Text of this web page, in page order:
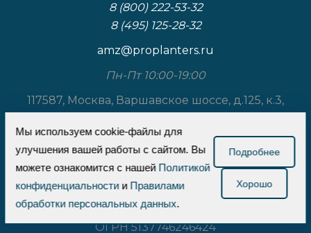
8 (800) 222-53-32
8 (495) 125-28-32
amz@proplanters.ru
Пн-Пт 10:00-19:00
117587, Москва, Варшавское шоссе, д.125, к.3,
ООО «Проплантерс»
КПП 772601001
ОГРН 5137746246424
Мы используем cookie-файлы для
улучшения вашей работы с сайтом. Вы
можете ознакомится с нашей Политикой
конфиденциальностии Правилами
обработки персональных данных.
Подробнее
Хорошо